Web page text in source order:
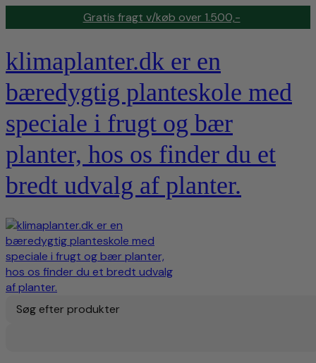
Gratis fragt v/køb over 1.500,-
klimaplanter.dk er en
bæredygtig planteskole med
speciale i frugt og bær
planter, hos os finder du et
bredt udvalg af planter.
Søg efter produkter